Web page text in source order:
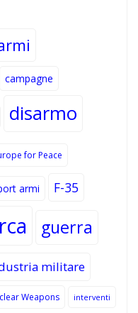
campagne
disarmo
for Peace
armi F-35
guerra
militare
Weapons interventi